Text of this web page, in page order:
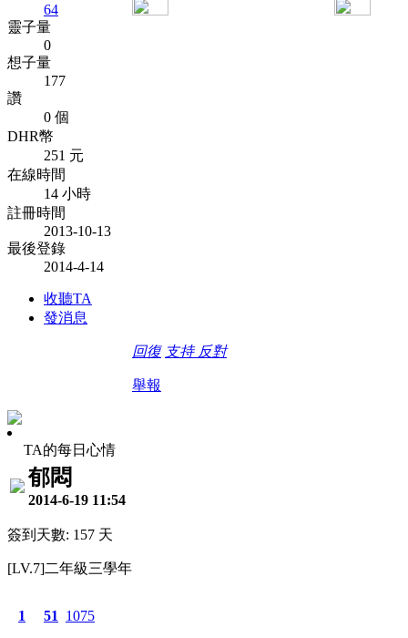
64
靈子量
0
想子量
177
讚
0 個
DHR幣
251 元
在線時間
14 小時
註冊時間
2013-10-13
最後登錄
2014-4-14
收聽TA
發消息
回復 支持 反對
舉報
TA的每日心情
郁悶
2014-6-19 11:54
簽到天數: 157 天
[LV.7]二年級三學年
1 51 1075